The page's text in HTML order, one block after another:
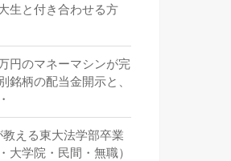
生と付き合わせる方
円のマネーマシンが完
銘柄の配当金開示と、
える東大法学部卒業
大学院・民間・無職）